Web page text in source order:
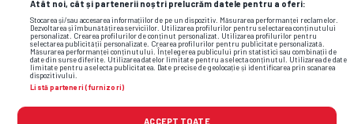
Atât noi, cât și partenerii noștri prelucrăm datele pentru a oferi:
Stocarea și/sau accesarea informațiilor de pe un dispozitiv. Măsurarea performanței reclamelor.
Dezvoltarea și îmbunătățirea serviciilor. Utilizarea profilurilor pentru selectarea conținutului
personalizat. Crearea profilurilor de conținut personalizat. Utilizarea profilurilor pentru
selectarea publicității personalizate. Crearea profilurilor pentru publicitate personalizată.
Măsurarea performanței conținutului. Înțelegerea publicului prin statistici sau combinații de
date din surse diferite. Utilizarea datelor limitate pentru a selecta conținutul. Utilizarea de date
limitate pentru a selecta publicitatea. Date precise de geolocație și identificarea prin scanarea
dispozitivului.
Listă parteneri (furnizori)
ACCEPT TOATE